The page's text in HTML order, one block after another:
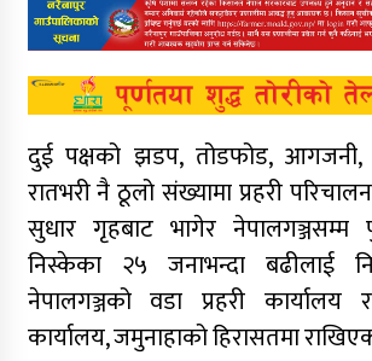
दुई पक्षको झडप, तोडफोड, आगजनी,
रातभरी नै ठूलो संख्यामा प्रहरी
सुधार गृहबाट भागेर नेपालगञ्जसम्म
निस्केका २५ जनाभन्दा बढीलाई
नेपालगञ्जको वडा प्रहरी कार्यालय
कार्यालय, जमुनाहाको हिरासतमा